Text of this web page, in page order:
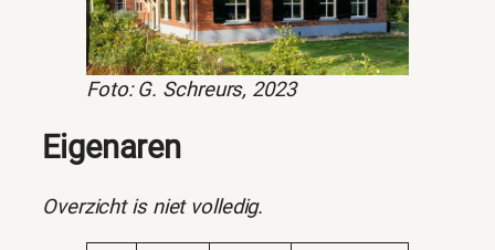
Foto: G. Schreurs, 2023
Eigenaren
Overzicht is niet volledig.